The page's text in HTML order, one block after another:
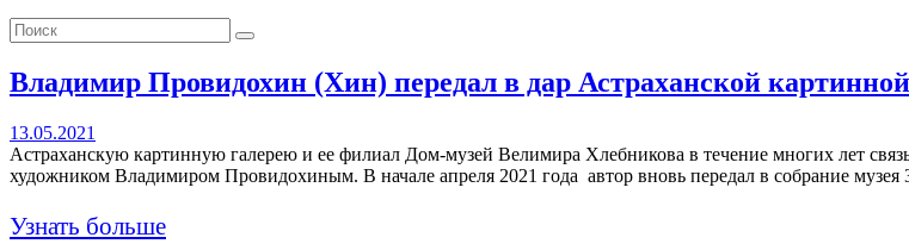
Владимир Провидохин (Хин) передал в дар Астраханской картинной
13.05.2021
Астраханскую картинную галерею и ее филиал Дом-музей Велимира Хлебникова в течение многих лет
художником Владимиром Провидохиным. В начале апреля 2021 года автор вновь передал в собрание
Узнать больше